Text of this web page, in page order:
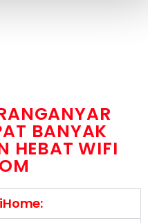
BANYAK
HEBAT WIFI